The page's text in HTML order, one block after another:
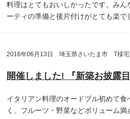
料理はとてもおいしかったです。みん
ーティの準備と後片付けがとても楽で
2016年06月13日 埼玉県さいたま市 T様宅
イタリアン料理のオードブル初めて食
く、フルーツ・野菜などボリューム満